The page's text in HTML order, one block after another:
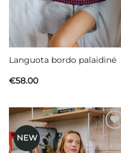
Languota bordo palaidinė
€58.00
NEW